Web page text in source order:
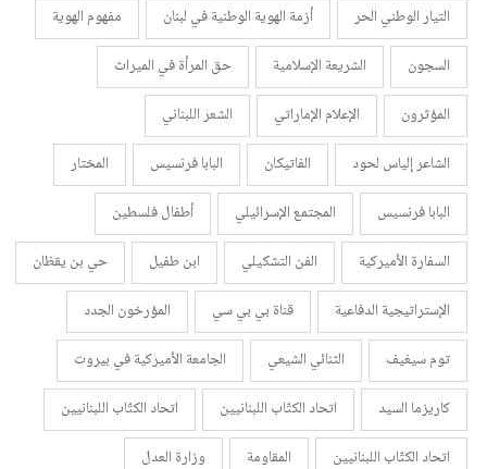
التيار الوطني الحر
أزمة الهوية الوطنية في لبنان
مفهوم الهوية
السجون
الشريعة الإسلامية
حق المرأة في الميراث
المؤثرون
الإعلام الإماراتي
الشعر اللبناني
الشاعر إلياس لحود
الفاتيكان البابا فرنسيس
المختار
البابا فرنسيس
المجتمع الإسرائيلي
أطفال فلسطين
السفارة الأميركية
الفن التشكيلي ابن طفيل
حي بن يقظان
الإستراتيجية الدفاعية
قناة بي بي سي
المؤرخون الجدد
توم سيغيف
الثنائي الشيعي
الجامعة الأميركية في بيروت
كاريزما السيد
اتحاد الكتّاب اللبنانيين
اتحاد الكتّاب اللبنانيين
اتحاد الكتّاب اللبنانيين
المقاومة
وزارة العدل